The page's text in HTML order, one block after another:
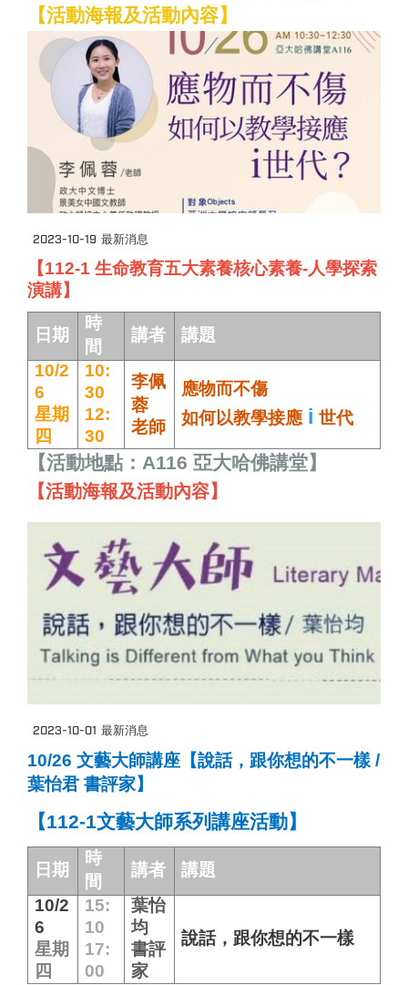
【活動海報及活動內容】
2023-10-19 最新消息
【112-1 生命教育五大素養核心素養-人學探索
演講】
日期
時
間
講者
講題
10/2
6
星期
四
10:
30
12:
30
李佩
蓉
老師
應物而不傷
如何以教學接應 i 世代
【活動地點：A116 亞大哈佛講堂】
【活動海報及活動內容】
2023-10-01 最新消息
10/26 文藝大師講座【說話，跟你想的不一樣 /
葉怡君 書評家】
【112-1文藝大師系列講座活動】
日期
時
間
講者
講題
10/2
6
星期
四
15:
10
17:
00
葉怡
均
書評
家
說話，跟你想的不一樣